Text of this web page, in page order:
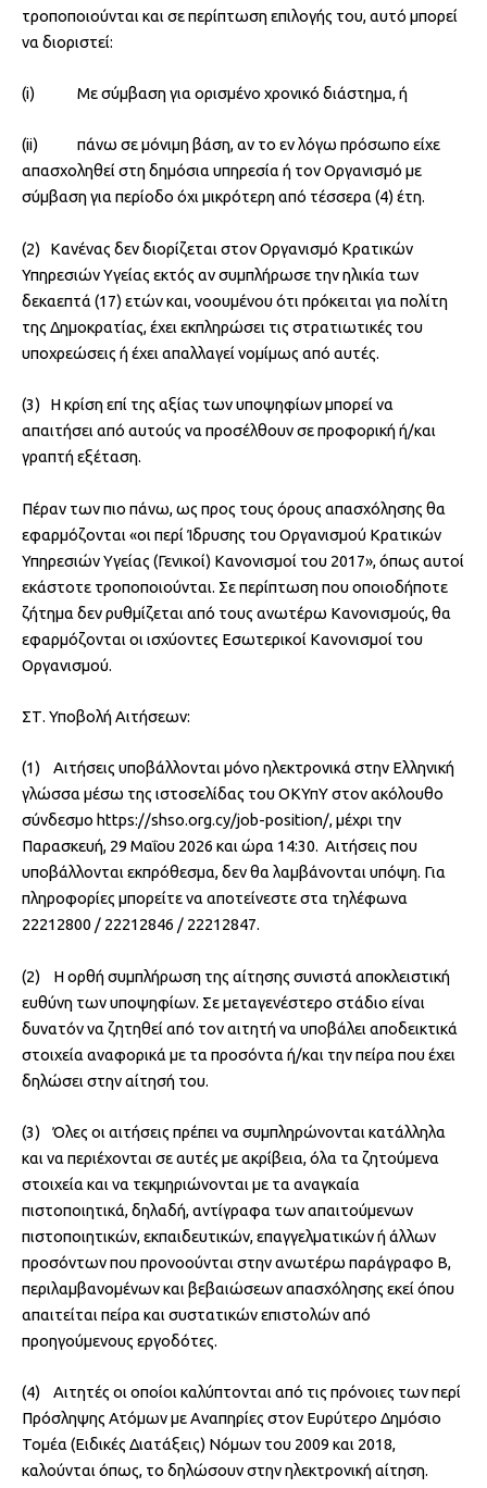
τροποποιούνται και σε περίπτωση επιλογής του, αυτό μπορεί
να διοριστεί:
(i) Με σύμβαση για ορισμένο χρονικό διάστημα, ή
(ii) πάνω σε μόνιμη βάση, αν το εν λόγω πρόσωπο είχε
απασχοληθεί στη δημόσια υπηρεσία ή τον Οργανισμό με
σύμβαση για περίοδο όχι μικρότερη από τέσσερα (4) έτη.
(2) Κανένας δεν διορίζεται στον Οργανισμό Κρατικών
Υπηρεσιών Υγείας εκτός αν συμπλήρωσε την ηλικία των
δεκαεπτά (17) ετών και, νοουμένου ότι πρόκειται για πολίτη
της Δημοκρατίας, έχει εκπληρώσει τις στρατιωτικές του
υποχρεώσεις ή έχει απαλλαγεί νομίμως από αυτές.
(3) Η κρίση επί της αξίας των υποψηφίων μπορεί να
απαιτήσει από αυτούς να προσέλθουν σε προφορική ή/και
γραπτή εξέταση.
Πέραν των πιο πάνω, ως προς τους όρους απασχόλησης θα
εφαρμόζονται «οι περί Ίδρυσης του Οργανισμού Κρατικών
Υπηρεσιών Υγείας (Γενικοί) Κανονισμοί του 2017», όπως αυτοί
εκάστοτε τροποποιούνται. Σε περίπτωση που οποιοδήποτε
ζήτημα δεν ρυθμίζεται από τους ανωτέρω Κανονισμούς, θα
εφαρμόζονται οι ισχύοντες Εσωτερικοί Κανονισμοί του
Οργανισμού.
ΣΤ. Υποβολή Αιτήσεων:
(1) Αιτήσεις υποβάλλονται μόνο ηλεκτρονικά στην Ελληνική
γλώσσα μέσω της ιστοσελίδας του ΟΚΥπΥ στον ακόλουθο
σύνδεσμο https://shso.org.cy/job-position/, μέχρι την
Παρασκευή, 29 Μαΐου 2026 και ώρα 14:30. Αιτήσεις που
υποβάλλονται εκπρόθεσμα, δεν θα λαμβάνονται υπόψη. Για
πληροφορίες μπορείτε να αποτείνεστε στα τηλέφωνα
22212800 / 22212846 / 22212847.
(2) Η ορθή συμπλήρωση της αίτησης συνιστά αποκλειστική
ευθύνη των υποψηφίων. Σε μεταγενέστερο στάδιο είναι
δυνατόν να ζητηθεί από τον αιτητή να υποβάλει αποδεικτικά
στοιχεία αναφορικά με τα προσόντα ή/και την πείρα που έχει
δηλώσει στην αίτησή του.
(3) Όλες οι αιτήσεις πρέπει να συμπληρώνονται κατάλληλα
και να περιέχονται σε αυτές με ακρίβεια, όλα τα ζητούμενα
στοιχεία και να τεκμηριώνονται με τα αναγκαία
πιστοποιητικά, δηλαδή, αντίγραφα των απαιτούμενων
πιστοποιητικών, εκπαιδευτικών, επαγγελματικών ή άλλων
προσόντων που προνοούνται στην ανωτέρω παράγραφο Β,
περιλαμβανομένων και βεβαιώσεων απασχόλησης εκεί όπου
απαιτείται πείρα και συστατικών επιστολών από
προηγούμενους εργοδότες.
(4) Αιτητές οι οποίοι καλύπτονται από τις πρόνοιες των περί
Πρόσληψης Ατόμων με Αναπηρίες στον Ευρύτερο Δημόσιο
Τομέα (Ειδικές Διατάξεις) Νόμων του 2009 και 2018,
καλούνται όπως, το δηλώσουν στην ηλεκτρονική αίτηση.